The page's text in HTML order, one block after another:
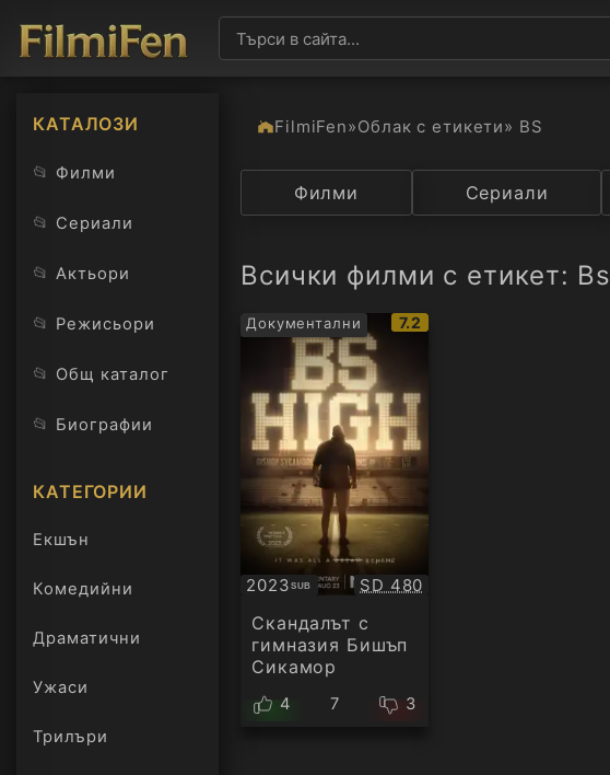
КАТАЛОЗИ
📂 Филми
📂 Сериали
📂 Актьори
📂 Режисьори
📂 Общ каталог
📂 Биографии
КАТЕГОРИИ
Екшън
Комедийни
Драматични
Ужаси
Трилъри
онлайн
FilmiFen»Облак с етикети» BS
Категория Държава
Филми Сериали
Всички филми с етикет: Bs
Документални
IMDb
7.2
2023SUB
Субтитри Качество:
SD 480
Скандалът с
гимназия Бишъп
Сикамор
4 7 3